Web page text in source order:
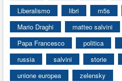
Liberalismo
libri m5s
Mario Draghi
matteo salvini
Papa Francesco
politica
russia
salvini storie
unione europea
zelensky